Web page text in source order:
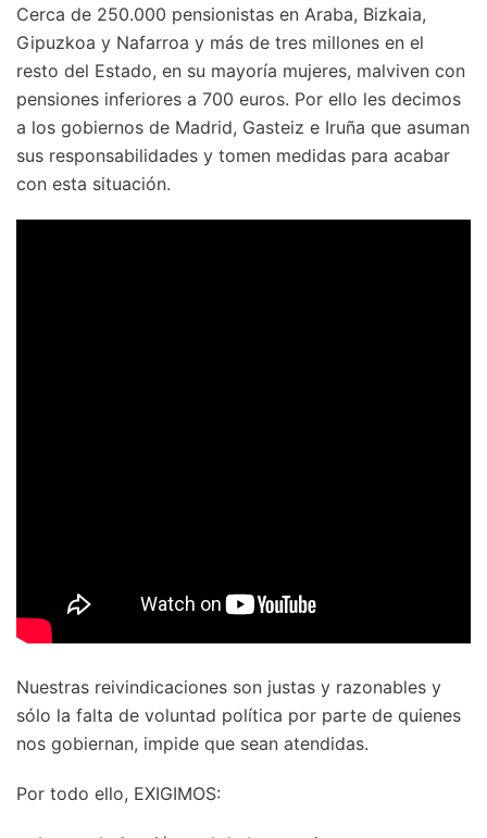
Cerca de 250.000 pensionistas en Araba, Bizkaia,
Gipuzkoa y Nafarroa y más de tres millones en el
resto del Estado, en su mayoría mujeres, malviven con
pensiones inferiores a 700 euros. Por ello les decimos
a los gobiernos de Madrid, Gasteiz e Iruña que asuman
sus responsabilidades y tomen medidas para acabar
con esta situación.
Nuestras reivindicaciones son justas y razonables y
sólo la falta de voluntad política por parte de quienes
nos gobiernan, impide que sean atendidas.
Por todo ello, EXIGIMOS: